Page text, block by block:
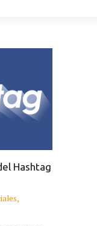
Hashtag
,